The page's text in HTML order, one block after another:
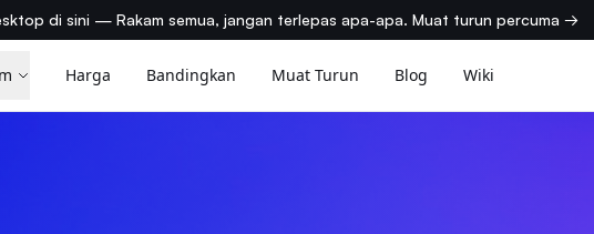
di sini — Rakam semua, jangan terlepas apa-apa. Muat turun percuma →
Harga Bandingkan Muat Turun Blog Wiki